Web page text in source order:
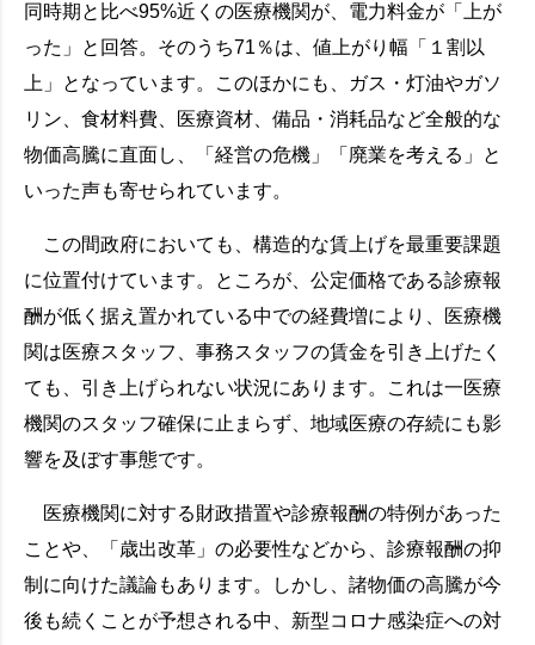
同時期と比べ95%近くの医療機関が、電力料金が「上が
った」と回答。そのうち71％は、値上がり幅「１割以
上」となっています。このほかにも、ガス・灯油やガソ
リン、食材料費、医療資材、備品・消耗品など全般的な
物価高騰に直面し、「経営の危機」「廃業を考える」と
いった声も寄せられています。
この間政府においても、構造的な賃上げを最重要課題
に位置付けています。ところが、公定価格である診療報
酬が低く据え置かれている中での経費増により、医療機
関は医療スタッフ、事務スタッフの賃金を引き上げたく
ても、引き上げられない状況にあります。これは一医療
機関のスタッフ確保に止まらず、地域医療の存続にも影
響を及ぼす事態です。
医療機関に対する財政措置や診療報酬の特例があった
ことや、「歳出改革」の必要性などから、診療報酬の抑
制に向けた議論もあります。しかし、諸物価の高騰が今
後も続くことが予想される中、新型コロナ感染症への対